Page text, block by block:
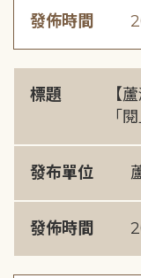
發佈時間
標題
【
「
發布單位
發佈時間